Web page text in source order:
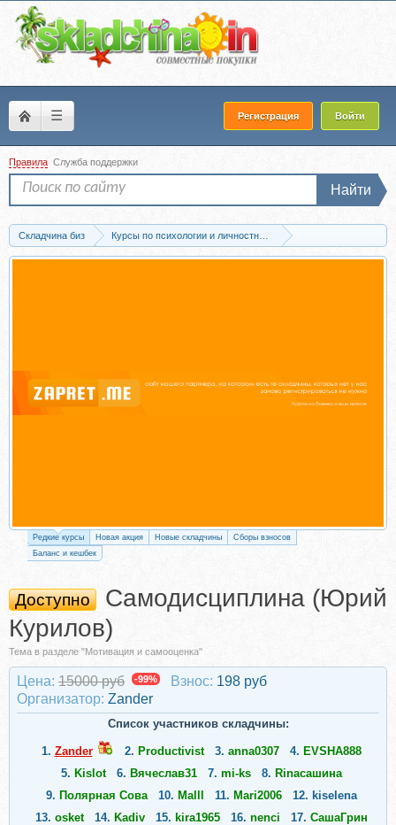
☰ Регистрация Войти
Правила Служба поддержки
Найти
Складчина биз
Курсы по психологии и личностному развитию
Мотивация и самооценка
Скачать Самодисциплина (Юрий Курилов)
Редкие курсы Новая акция Новые складчины
Сборы взносов
Баланс и кешбек
Доступно
Самодисциплина (Юрий
Курилов)
Тема в разделе "Мотивация и самооценка"
Цена: 15000 руб -99% Взнос: 198 руб
Организатор: Zander
Список участников складчины:
1. Zander 2. Productivist 3. anna0307 4. EVSHA888
5. Kislot 6. Вячеслав31 7. mi-ks 8. Rinaсашина
9. Полярная Сова 10. Malll 11. Mari2006 12. kiselena
13. osket 14. Kadiv 15. kira1965 16. nenci 17. СашаГрин